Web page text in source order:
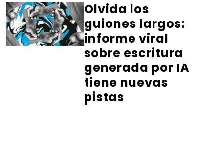
Olvida los
guiones largos:
informe viral
sobre escritura
generada por IA
tiene nuevas
pistas